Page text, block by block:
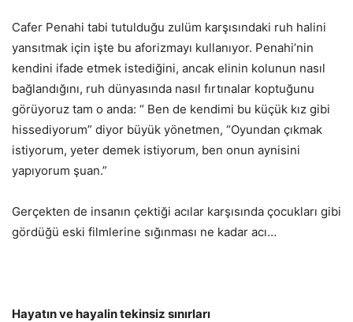
Cafer Penahi tabi tutulduğu zulüm karşısındaki ruh halini
yansıtmak için işte bu aforizmayı kullanıyor. Penahi’nin
kendini ifade etmek istediğini, ancak elinin kolunun nasıl
bağlandığını, ruh dünyasında nasıl fırtınalar koptuğunu
görüyoruz tam o anda: “ Ben de kendimi bu küçük kız gibi
hissediyorum” diyor büyük yönetmen, “Oyundan çıkmak
istiyorum, yeter demek istiyorum, ben onun aynisini
yapıyorum şuan.”
Gerçekten de insanın çektiği acılar karşısında çocukları gibi
gördüğü eski filmlerine sığınması ne kadar acı…
Hayatın ve hayalin tekinsiz sınırları